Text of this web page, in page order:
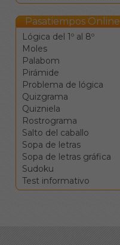
Pasatiempos Online
Lógica del 1º al 8º
Moles
Palabom
Pirámide
Problema de lógica
Quizgrama
Quizniela
Rostrograma
Salto del caballo
Sopa de letras
Sopa de letras gráfica
Sudoku
Test informativo